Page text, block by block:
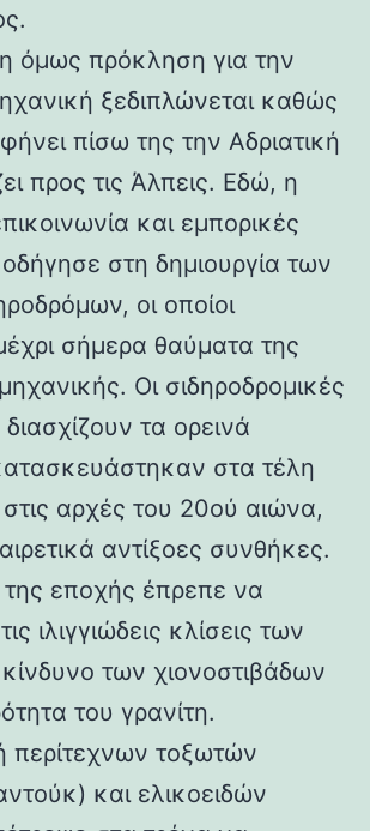
όμως πρόκληση για την
ξεδιπλώνεται καθώς
πίσω της την Αδριατική
προς τις Άλπεις. Εδώ, η
και εμπορικές
στη δημιουργία των
οι οποίοι
σήμερα θαύματα της
Οι σιδηροδρομικές
τα ορεινά
στα τέλη
αρχές του 20ού αιώνα,
αντίξοες συνθήκες.
της εποχής έπρεπε να
ιλιγγιώδεις κλίσεις των
των χιονοστιβάδων
του γρανίτη.
περίτεχνων τοξωτών
και ελικοειδών